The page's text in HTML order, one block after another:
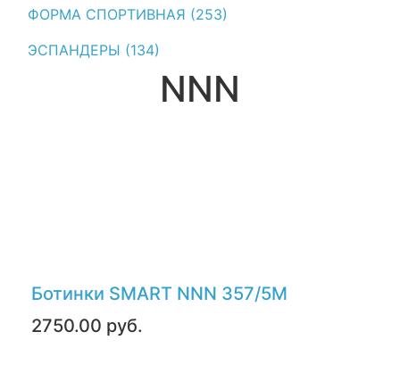
ФОРМА СПОРТИВНАЯ (253)
ЭСПАНДЕРЫ (134)
NNN
Ботинки SMART NNN 357/5М
2750.00 руб.